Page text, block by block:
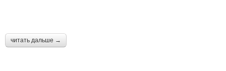
читать дальше →